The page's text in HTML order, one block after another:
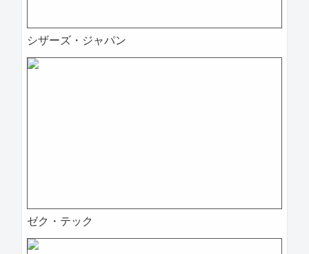
シザーズ・ジャパン
ゼク・テック